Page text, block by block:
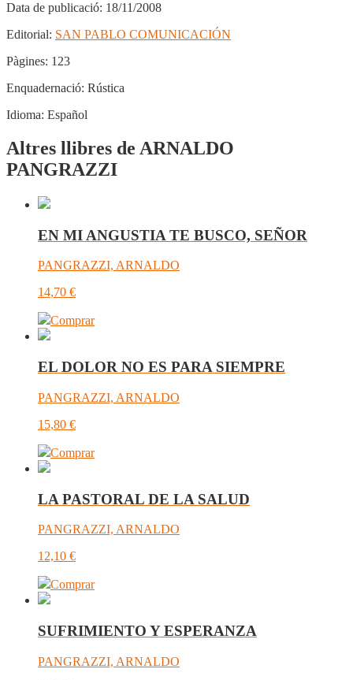
Data de publicació: 18/11/2008
Editorial: SAN PABLO COMUNICACIÓN
Pàgines: 123
Enquadernació: Rústica
Idioma: Español
Altres llibres de ARNALDO
PANGRAZZI
EN MI ANGUSTIA TE BUSCO, SEÑOR
PANGRAZZI, ARNALDO
14,70 €
Comprar
EL DOLOR NO ES PARA SIEMPRE
PANGRAZZI, ARNALDO
15,80 €
Comprar
LA PASTORAL DE LA SALUD
PANGRAZZI, ARNALDO
12,10 €
Comprar
SUFRIMIENTO Y ESPERANZA
PANGRAZZI, ARNALDO